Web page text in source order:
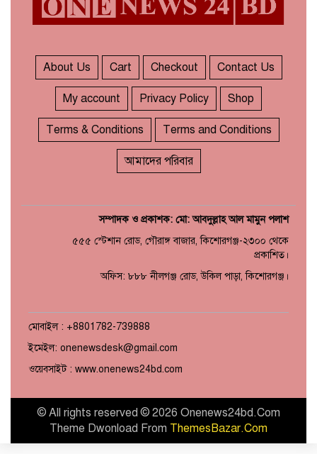
About Us Cart Checkout Contact Us
My account Privacy Policy Shop
Terms & Conditions Terms and Conditions
আমাদের পরিবার
সম্পাদক ও প্রকাশক: মো: আবদুল্লাহ আল মামুন পলাশ
৫৫৫ স্টেশান রোড, গৌরাঙ্গ বাজার, কিশোরগঞ্জ-২৩০০ থেকে
প্রকাশিত।
অফিস: ৮৮৮ নীলগঞ্জ রোড, উকিল পাড়া, কিশোরগঞ্জ।
মোবাইল : +8801782-739888
ইমেইল: onenewsdesk@gmail.com
ওয়েবসাইট : www.onenews24bd.com
© All rights reserved © 2026 Onenews24bd.Com
Theme Dwonload From ThemesBazar.Com